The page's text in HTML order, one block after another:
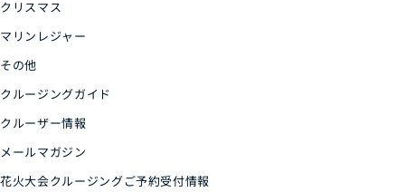
クリスマス
マリンレジャー
その他
クルージングガイド
クルーザー情報
メールマガジン
花火大会クルージングご予約受付情報